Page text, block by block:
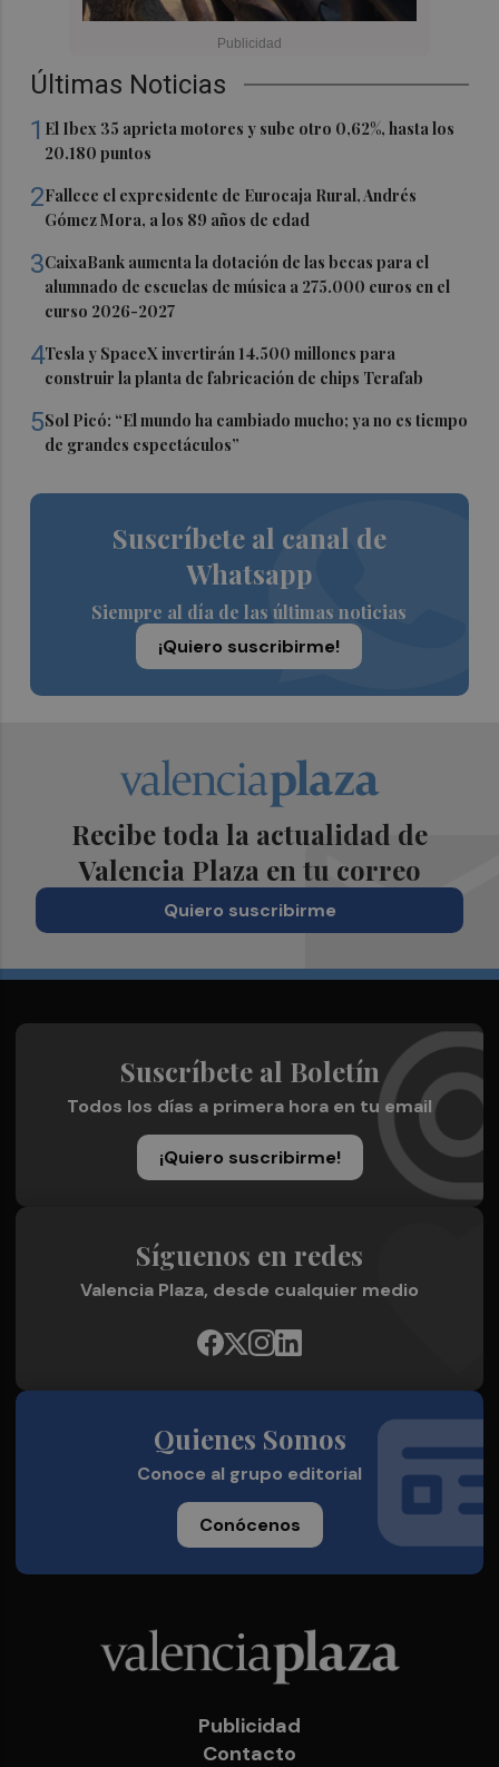
Últimas Noticias
1 El Ibex 35 aprieta motores y sube otro 0,62%, hasta los
20.180 puntos
2Fallece el expresidente de Eurocaja Rural, Andrés
Gómez Mora, a los 89 años de edad
3CaixaBank aumenta la dotación de las becas para el
alumnado de escuelas de música a 275.000 euros en el
curso 2026-2027
4Tesla y SpaceX invertirán 14.500 millones para
construir la planta de fabricación de chips Terafab
5Sol Picó: “El mundo ha cambiado mucho; ya no es tiempo
de grandes espectáculos”
Suscríbete al canal de
Whatsapp
Siempre al día de las últimas noticias
¡Quiero suscribirme!
Recibe toda la actualidad de
Valencia Plaza en tu correo
Quiero suscribirme
Suscríbete al Boletín
Todos los días a primera hora en tu email
¡Quiero suscribirme!
Síguenos en redes
Valencia Plaza, desde cualquier medio
Quienes Somos
Conoce al grupo editorial
Conócenos
Publicidad
Contacto